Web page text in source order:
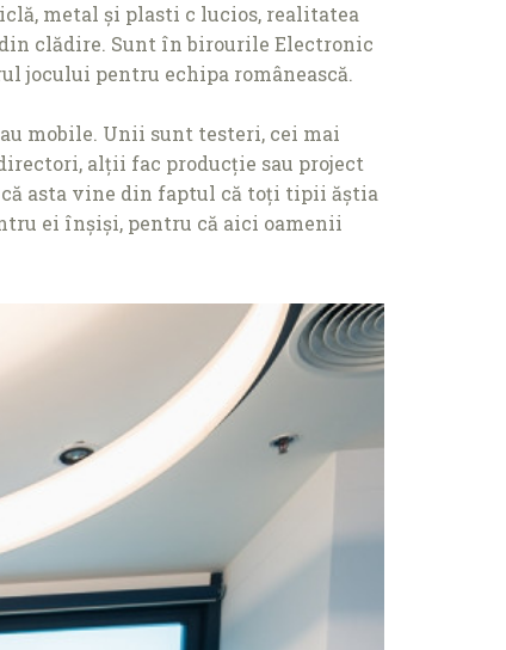
metal și plasti c lucios, realitatea
clădire. Sunt în birourile Electronic
jocului pentru echipa românească.
mobile. Unii sunt testeri, cei mai
alţii fac producţie sau project
asta vine din faptul că toţi tipii ăștia
ei înșiși, pentru că aici oamenii